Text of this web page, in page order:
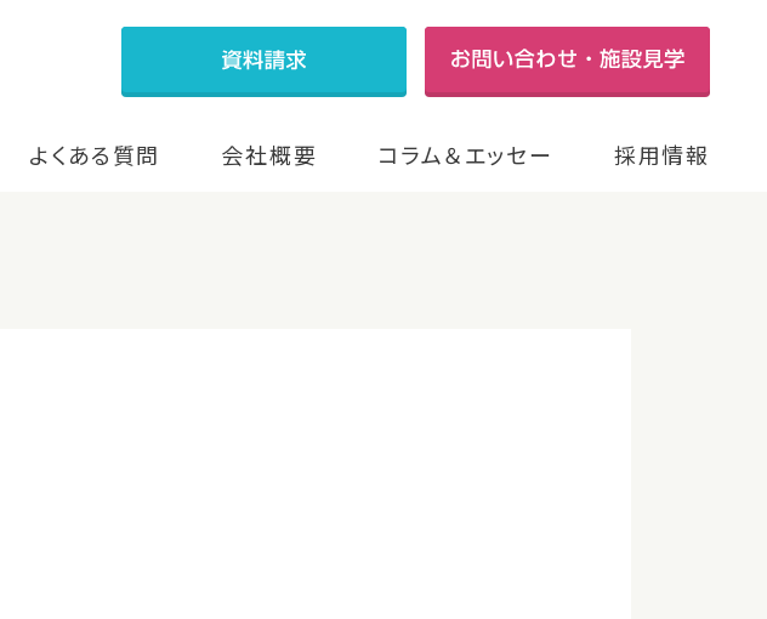
よくある質問 会社概要 コラム＆エッセー 採用情報